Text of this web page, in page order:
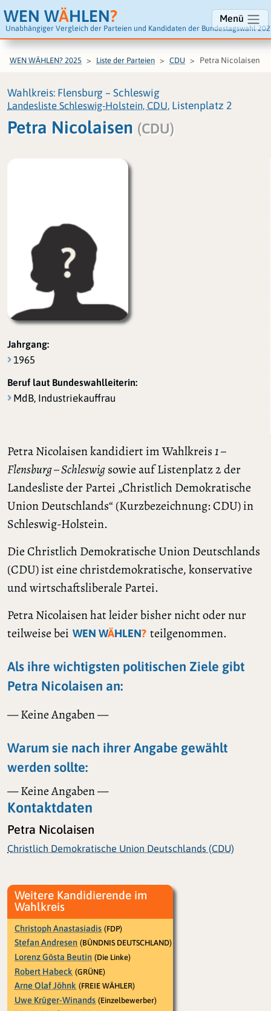
WEN WÄHLEN?
Unabhängiger Vergleich der Parteien und Kandidaten der Bundestagswahl
Menü
WEN WÄHLEN? 2025 Liste der Parteien CDU Petra Nicolaisen
Wahlkreis: Flensburg – Schleswig
Landesliste Schleswig-Holstein, CDU, Listenplatz 2
Petra Nicolaisen (CDU)
Jahrgang:
1965
Beruf laut Bundeswahlleiterin:
MdB, Industriekauffrau
Petra Nicolaisen kandidiert im Wahlkreis1 –
Flensburg – Schleswigsowie auf Listenplatz 2 der
Landesliste der Partei „Christlich Demokratische
Union Deutschlands“ (Kurzbezeichnung: CDU) in
Schleswig-Holstein.
Die Christlich Demokratische Union Deutschlands
(CDU) ist eine christdemokratische, konservative
und wirtschaftsliberale Partei.
Petra Nicolaisen hat leider bisher nicht oder nur
teilweise bei WEN WÄHLEN? teilgenommen.
Als ihre wichtigsten politischen Ziele gibt
Petra Nicolaisen an:
— Keine Angaben —
Warum sie nach ihrer Angabe gewählt
werden sollte:
— Keine Angaben —
Kontaktdaten
Petra Nicolaisen
Christlich Demokratische Union Deutschlands (CDU)
Weitere Kandidierende im
Wahlkreis
Christoph Anastasiadis (FDP)
Stefan Andresen (BÜNDNIS DEUTSCHLAND)
Lorenz Gösta Beutin (Die Linke)
Robert Habeck (GRÜNE)
Arne Olaf Jöhnk (FREIE WÄHLER)
Uwe Krüger-Winands (Einzelbewerber)